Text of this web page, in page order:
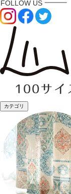
カテゴリ